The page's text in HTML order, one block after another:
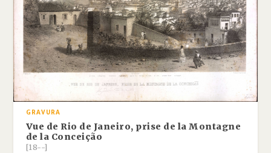
GRAVURA
Vue de Rio de Janeiro, prise de la Montagne
de la Conceição
[18--]